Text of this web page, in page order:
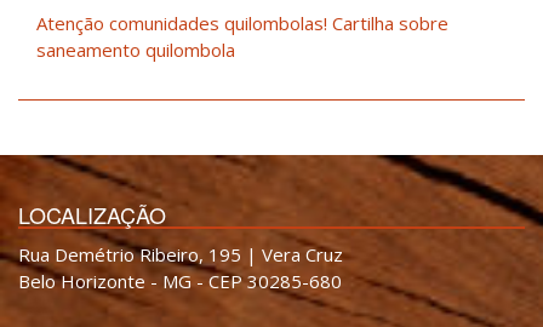
Atenção comunidades quilombolas! Cartilha sobre
saneamento quilombola
LOCALIZAÇÃO
Rua Demétrio Ribeiro, 195 | Vera Cruz
Belo Horizonte - MG - CEP 30285-680